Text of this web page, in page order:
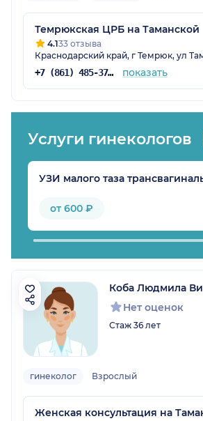
Темрюкская ЦРБ на Таманской
4.133 отзыва
Краснодарский край, г Темрюк, ул
+7 (861) 485-37-14 показать
Услуги гинекологов
УЗИ малого таза
от 600 ₽
Коба Людмила
Нет оценок
Стаж 36 лет
гинеколог Взрослый
Женская консультация на